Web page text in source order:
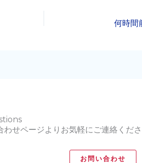
せページよりお気軽にご連絡くださ
お問い合わせ